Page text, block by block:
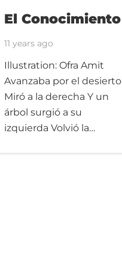
El Conocimiento
11 years ago
Illustration: Ofra Amit
Avanzaba por el desierto
Miró a la derecha Y un
árbol surgió a su
izquierda Volvió la…